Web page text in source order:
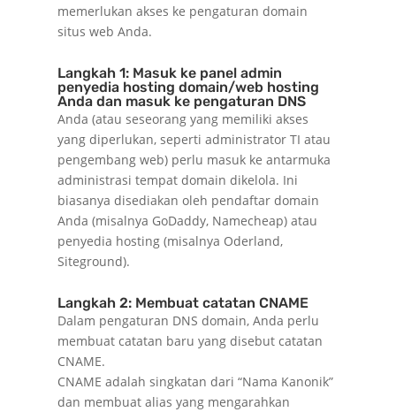
memerlukan akses ke pengaturan domain
situs web Anda.
Langkah 1: Masuk ke panel admin
penyedia hosting domain/web hosting
Anda dan masuk ke pengaturan DNS
Anda (atau seseorang yang memiliki akses
yang diperlukan, seperti administrator TI atau
pengembang web) perlu masuk ke antarmuka
administrasi tempat domain dikelola. Ini
biasanya disediakan oleh pendaftar domain
Anda (misalnya GoDaddy, Namecheap) atau
penyedia hosting (misalnya Oderland,
Siteground).
Langkah 2: Membuat catatan CNAME
Dalam pengaturan DNS domain, Anda perlu
membuat catatan baru yang disebut catatan
CNAME.
CNAME adalah singkatan dari “Nama Kanonik”
dan membuat alias yang mengarahkan